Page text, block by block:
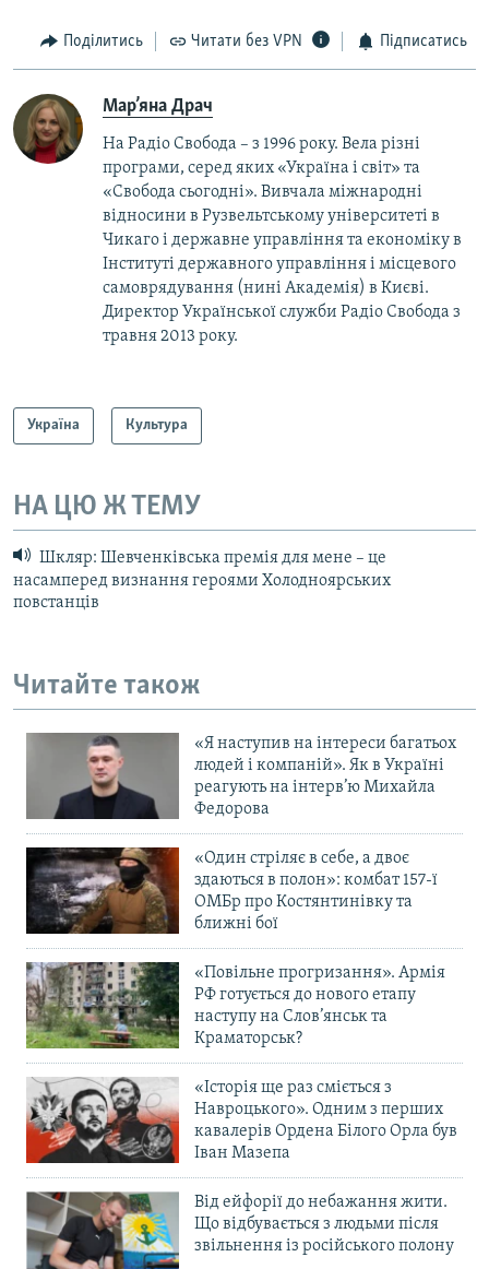
Поділитись Читати без VPN Підписатись
Мар’яна Драч
На Радіо Свобода – з 1996 року. Вела різні
програми, серед яких «Україна і світ» та
«Свобода сьогодні». Вивчала міжнародні
відносини в Рузвельтському університеті в
Чикаго і державне управління та економіку в
Інституті державного управління і місцевого
самоврядування (нині Академія) в Києві.
Директор Української служби Радіо Свобода з
травня 2013 року.
Україна Культура
НА ЦЮ Ж ТЕМУ
Шкляр: Шевченківська премія для мене – це
насамперед визнання героями Холодноярських
повстанців
Читайте також
«Я наступив на інтереси багатьох
людей і компаній». Як в Україні
реагують на інтерв’ю Михайла
Федорова
«Один стріляє в себе, а двоє
здаються в полон»: комбат 157-ї
ОМБр про Костянтинівку та
ближні бої
«Повільне прогризання». Армія
РФ готується до нового етапу
наступу на Слов’янськ та
Краматорськ?
«Історія ще раз сміється з
Навроцького». Одним з перших
кавалерів Ордена Білого Орла був
Іван Мазепа
Від ейфорії до небажання жити.
Що відбувається з людьми після
звільнення із російського полону